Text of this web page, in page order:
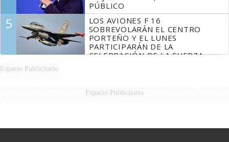
PÚBLICO
5
LOS AVIONES F 16
SOBREVOLARÁN EL CENTRO
PORTEÑO Y EL LUNES
PARTICIPARÁN DE LA
CELEBRACIÓN DE LA FUERZA
Espacio Publicitario
Espacio Publicitario